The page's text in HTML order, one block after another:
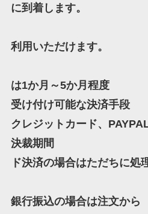
に到着します。
注文後
利用いただけます。
受注生
は1か月～5か月程度
受け付け可能な決済手
クレジットカード、
決裁期間 クレ
ド決済の場合はただちに処
ますが
銀行振込の場合は注文から